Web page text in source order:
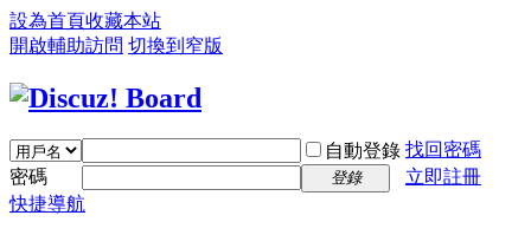
設為首頁收藏本站
開啟輔助訪問 切換到窄版
自動登錄 找回密碼
密碼
登錄
立即註冊
快捷導航